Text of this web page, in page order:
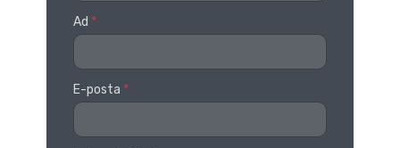
Ad *
E-posta *